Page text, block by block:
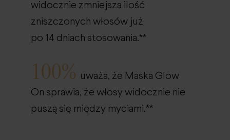
widocznie zmniejsza ilość
zniszczonych włosów już
po 14 dniach stosowania.**
100% uważa, że Maska Glow
On sprawia, że włosy widocznie nie
puszą się między myciami.**